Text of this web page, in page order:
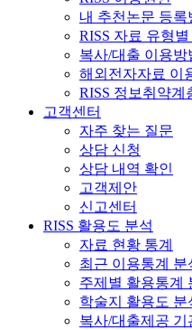
내 추천논문 등록
RISS 자료 유형
복사/대출 이용방
해외전자자료 이
RISS 정보취약계
고객센터
자주 찾는 질문
상담 신청
상담 내역 확인
고객제안
신고센터
RISS 활용도 분석
자료 현황 통계
최근 이용통계 분
주제별 활용통계
학술지 활용도 분
복사/대출제공 기